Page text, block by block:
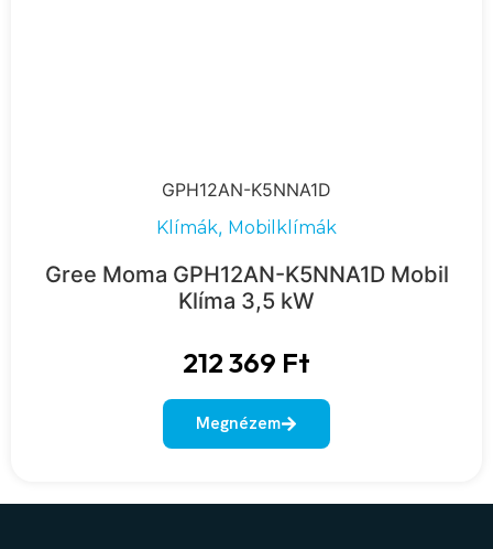
GPH12AN-K5NNA1D
Klímák, Mobilklímák
Gree Moma GPH12AN-K5NNA1D Mobil
Klíma 3,5 kW
212 369 Ft
Megnézem